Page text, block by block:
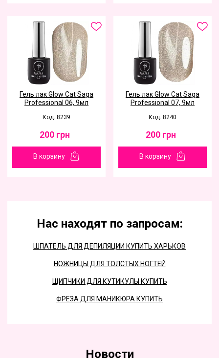
Гель лак Glow Cat Saga
Professional 06, 9мл
Код: 8239
200 грн
В корзину
Гель лак Glow Cat Saga
Professional 07, 9мл
Код: 8240
200 грн
В корзину
Нас находят по запросам:
ШПАТЕЛЬ ДЛЯ ДЕПИЛЯЦИИ КУПИТЬ ХАРЬКОВ
НОЖНИЦЫ ДЛЯ ТОЛСТЫХ НОГТЕЙ
ЩИПЧИКИ ДЛЯ КУТИКУЛЫ КУПИТЬ
ФРЕЗА ДЛЯ МАНИКЮРА КУПИТЬ
Новости